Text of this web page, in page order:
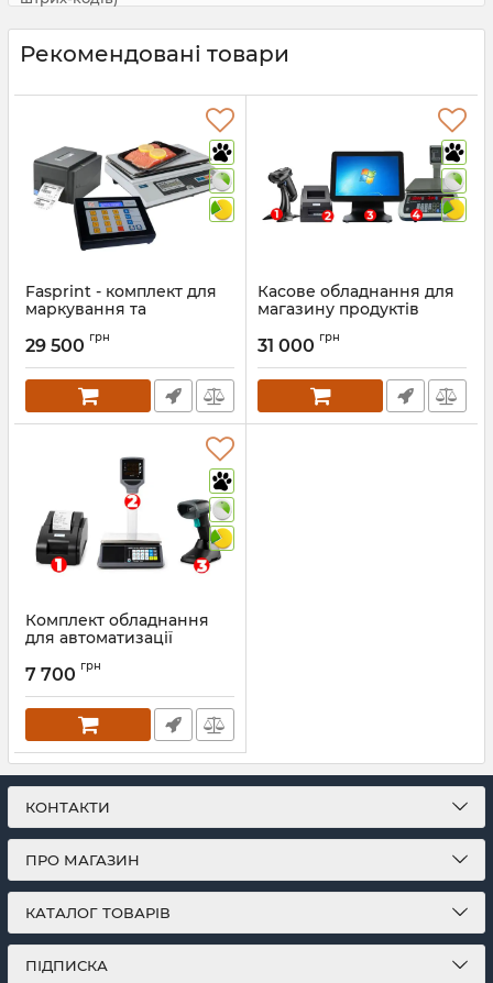
Рекомендовані товари
Fasprint - комплект для
маркування та
товару з друком
Артикул:1359
29 500 грн
Касове обладнання для
магазину продуктів
термінал, ваги, принтер
кодів бездротовий)
Артикул:1180
31 000 грн
Комплект обладнання
для автоматизації
торгівельні, принтер
кодів бездротовий)
Артикул:1396
7 700 грн
КОНТАКТИ
ПРО МАГАЗИН
КАТАЛОГ ТОВАРІВ
ПІДПИСКА